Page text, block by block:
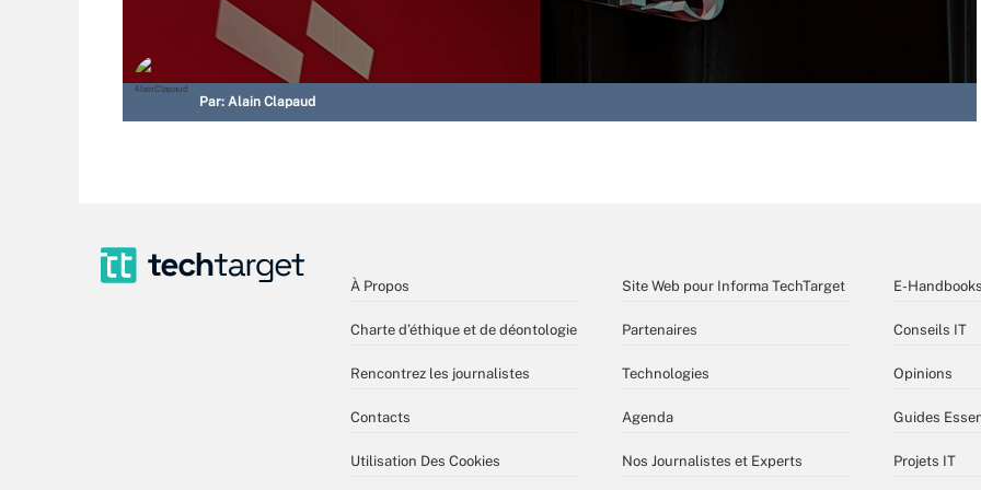
Par: Alain Clapaud
À Propos
Charte d’éthique et de déontologie
Rencontrez les journalistes
Contacts
Utilisation Des Cookies
Site Web pour Informa TechTarget
Partenaires
Technologies
Agenda
Nos Journalistes et Experts
E-Handbooks
Conseils IT
Opinions
Guides
Projets IT